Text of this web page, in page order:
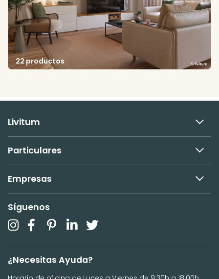
22 productos
Livitum
Particulares
Empresas
Síguenos
¿Necesitas Ayuda?